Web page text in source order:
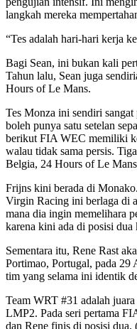
langkah mereka
“Tes adalah hari-hari kerja
Bagi Sean, ini bukan kali
Tahun lalu, Sean juga
Hours of Le Mans.
Tes Monza ini sendiri
boleh punya satu setelan
berikut FIA WEC memiliki
walau tidak sama persis.
Belgia, 24 Hours of Le
Frijns kini berada di
Virgin Racing ini berlaga di
mana dia ingin memelihara
karena kini ada di posisi dua
Sementara itu, Rene Rast
Portimao, Portugal, pada 29
tim yang selama ini identik
Team WRT #31 adalah
LMP2. Pada seri pertama
dan Rene finis di posisi dua.